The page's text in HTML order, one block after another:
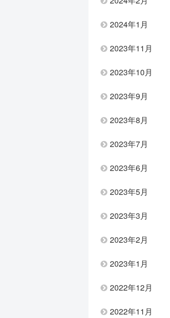
2024年1月
2023年11月
2023年10月
2023年9月
2023年8月
2023年7月
2023年6月
2023年5月
2023年3月
2023年2月
2023年1月
2022年12月
2022年11月